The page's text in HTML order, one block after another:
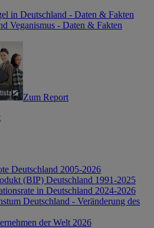
in Deutschland - Daten & Fakten
Veganismus - Daten & Fakten
Zum Report
Deutschland 2005-2026
(BIP) Deutschland 1991-2025
in Deutschland 2024-2026
Deutschland - Veränderung des
der Welt 2026